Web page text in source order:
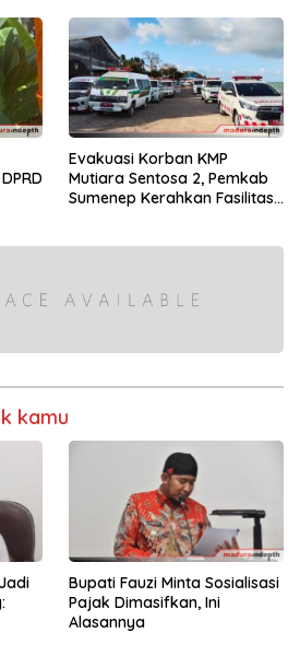
Evakuasi Korban KMP
Mutiara Sentosa 2, Pemkab
Sumenep Kerahkan Fasilitas
kamu
Bupati Fauzi Minta Sosialisasi
Pajak Dimasifkan, Ini
Alasannya